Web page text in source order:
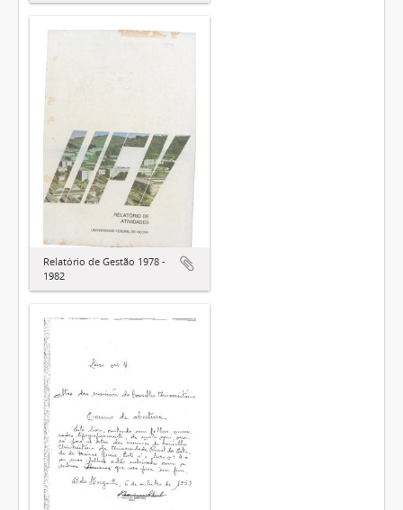
Relatório de Gestão 1978 -
1982